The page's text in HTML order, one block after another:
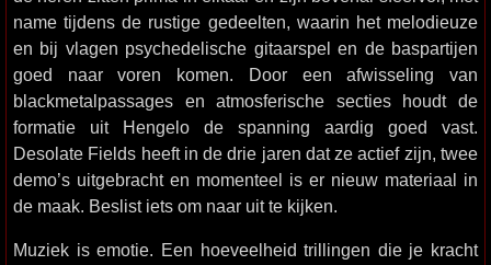
name tijdens de rustige gedeelten, waarin het melodieuze
en bij vlagen psychedelische gitaarspel en de baspartijen
goed naar voren komen. Door een afwisseling van
blackmetalpassages en atmosferische secties houdt de
formatie uit Hengelo de spanning aardig goed vast.
Desolate Fields heeft in de drie jaren dat ze actief zijn, twee
demo’s uitgebracht en momenteel is er nieuw materiaal in
de maak. Beslist iets om naar uit te kijken.
Muziek is emotie. Een hoeveelheid trillingen die je kracht